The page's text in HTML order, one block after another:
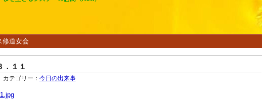
修道女会
．１１
カテゴリー： 今日の出来事